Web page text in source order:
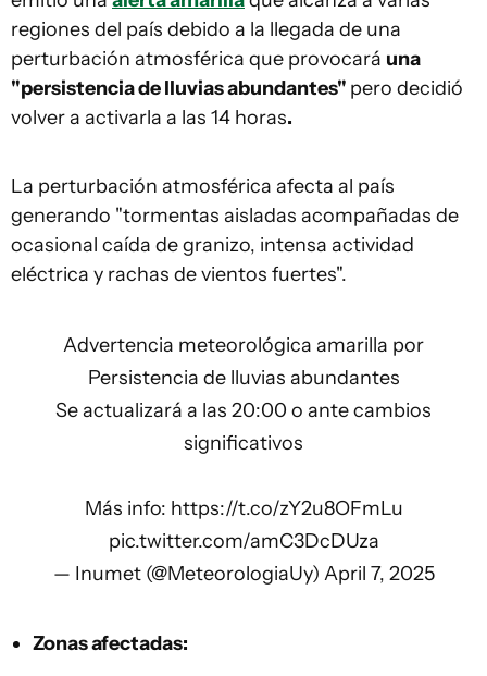
regiones del país debido a la llegada de una
perturbación atmosférica que provocará una
"persistencia de lluvias abundantes" pero decidió
volver a activarla a las 14 horas.
La perturbación atmosférica afecta al país
generando "tormentas aisladas acompañadas de
ocasional caída de granizo, intensa actividad
eléctrica y rachas de vientos fuertes".
Advertencia meteorológica amarilla por
Persistencia de lluvias abundantes
Se actualizará a las 20:00 o ante cambios
significativos
Más info: https://t.co/zY2u8OFmLu
pic.twitter.com/amC3DcDUza
— Inumet (@MeteorologiaUy) April 7, 2025
Zonas afectadas: